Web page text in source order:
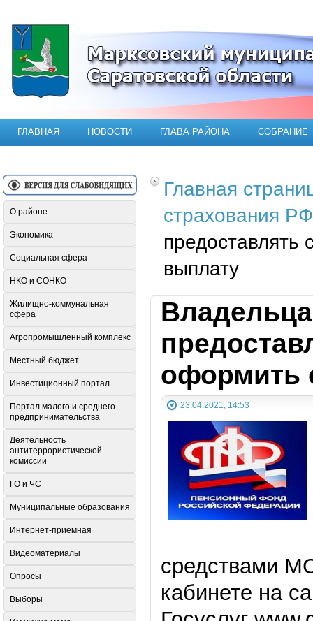
Официальный сайт Марксовского
ГЛАВНАЯ НОВОСТИ ГЛАВА РАЙОНА СОБРАНИЕ
Главная
страхования РФ
выплату
оформить
23.04.2021, 14:53
средствами
кабинете на
О районе
Экономика
Социальная сфера
НКО и СОНКО
Жилищно-коммунальная
сфера
Агропромышленный комплекс
Местный бюджет
Инвестиционный портал
Портал малого и среднего
предпринимательства
Деятельность
антитеррористической
комиссии
ГО и ЧС
Муниципальные образования
Интернет-приемная
Видеоматериалы
Опросы
Выборы